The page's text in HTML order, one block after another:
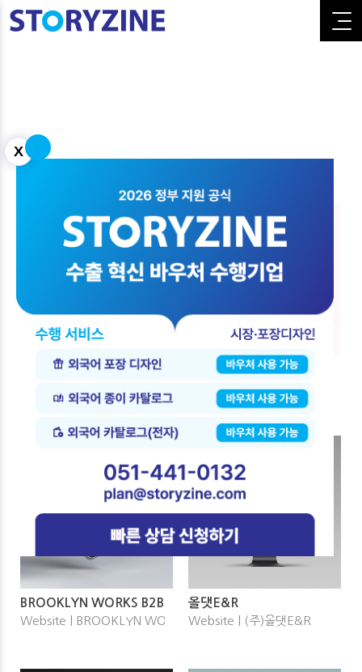
X
제이이엔지
Old Bottle
Website | (주)플립
BROOKLYN WORKS B2B
Website | BROOKLYN WORKS
올댓E&R
Website | (주)올댓E&R